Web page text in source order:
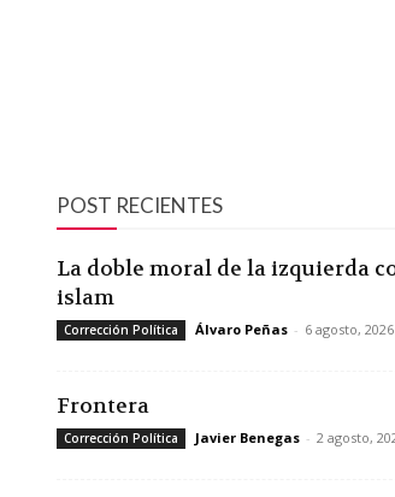
POST RECIENTES
La doble moral de la izquierda
islam
Corrección Política Álvaro Peñas - 6 agosto, 2026
Frontera
Corrección Política Javier Benegas - 2 agosto,